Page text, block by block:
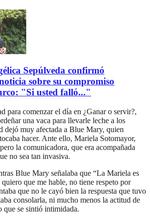
Sepúlveda confirmó
sobre su compromiso
"Si usted falló..."
para comenzar el día en ¿Ganar o servir?,
una vaca para llevarle leche a los
dejó muy afectada a Blue Mary, quien
hacer. Ante ello, Mariela Sotomayor,
la comunicadora, que era acompañada
no sea tan invasiva.
Blue Mary señalaba que “La Mariela es
que me hable, no tiene respeto por
que no le cayó bien la respuesta que tuvo
consolarla, ni mucho menos la actitud de
se sintió intimidada.